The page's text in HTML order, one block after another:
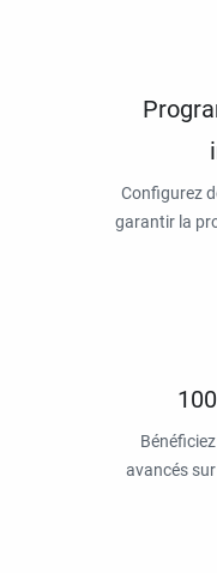
Configurez
garantir la
avancés